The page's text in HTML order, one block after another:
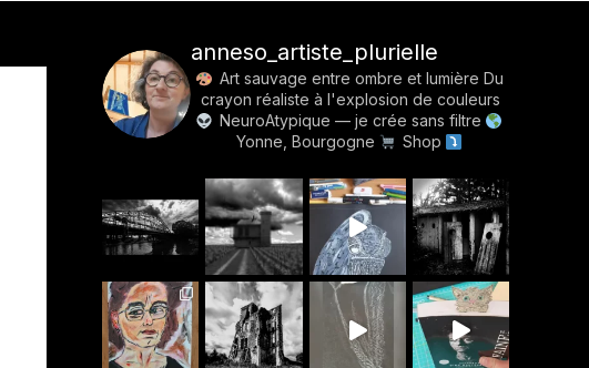
anneso_artiste_plurielle
Art sauvage entre ombre et lumière Du
crayon réaliste à l'explosion de couleurs
NeuroAtypique — je crée sans filtre
Yonne, Bourgogne
Shop